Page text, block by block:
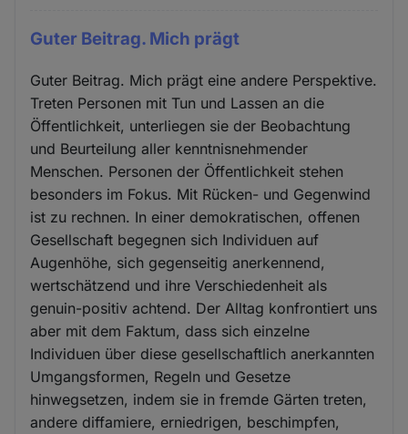
Guter Beitrag. Mich prägt
Guter Beitrag. Mich prägt eine andere Perspektive.
Treten Personen mit Tun und Lassen an die
Öffentlichkeit, unterliegen sie der Beobachtung
und Beurteilung aller kenntnisnehmender
Menschen. Personen der Öffentlichkeit stehen
besonders im Fokus. Mit Rücken- und Gegenwind
ist zu rechnen. In einer demokratischen, offenen
Gesellschaft begegnen sich Individuen auf
Augenhöhe, sich gegenseitig anerkennend,
wertschätzend und ihre Verschiedenheit als
genuin-positiv achtend. Der Alltag konfrontiert uns
aber mit dem Faktum, dass sich einzelne
Individuen über diese gesellschaftlich anerkannten
Umgangsformen, Regeln und Gesetze
hinwegsetzen, indem sie in fremde Gärten treten,
andere diffamiere, erniedrigen, beschimpfen,